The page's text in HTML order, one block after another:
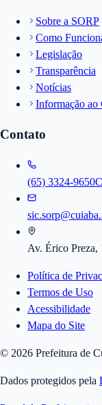
Sobre a SORP
Como
Legislação
Transparência
Notícias
Informação ao
Contato
(65) 3324-9650
Av. Érico Preza,
Política de
Termos de Uso
Acessibilidade
Mapa do Site
© 2026 Prefeitura de
Dados protegidos pela